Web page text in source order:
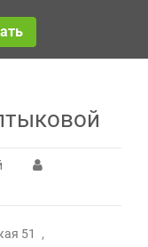
княгини
51 ,